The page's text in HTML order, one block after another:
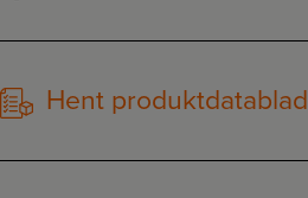
Hent produktdatablad